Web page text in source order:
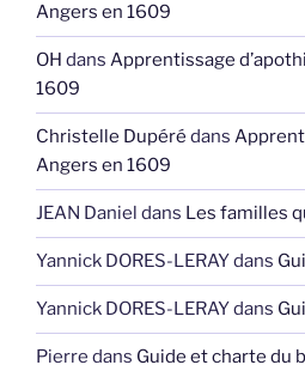
Angers en 1609
OH dans Apprentissage
1609
Christelle Dupéré dans
Angers en 1609
JEAN Daniel dans Les familles
Yannick DORES-LERAYdans
Yannick DORES-LERAYdans
Pierre dans Guide et charte du